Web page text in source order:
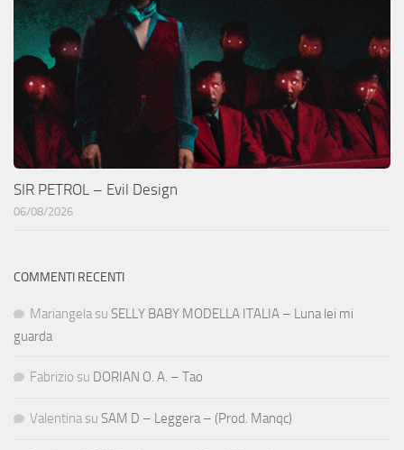
SIR PETROL – Evil Design
06/08/2026
COMMENTI RECENTI
Mariangela su SELLY BABY MODELLA ITALIA – Luna lei mi
guarda
Fabrizio su DORIAN O. A. – Tao
Valentina su SAM D – Leggera – (Prod. Manqc)